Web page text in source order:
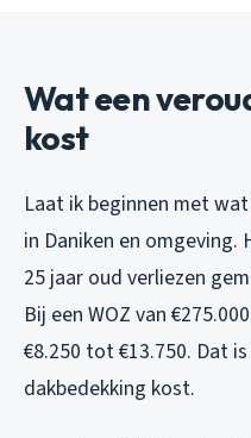
Wat een
kost
Laat ik beginnen met
in Daniken en omgeving.
25 jaar oud verliezen
Bij een WOZ van
€8.250 tot €13.750. Dat
dakbedekking kost.